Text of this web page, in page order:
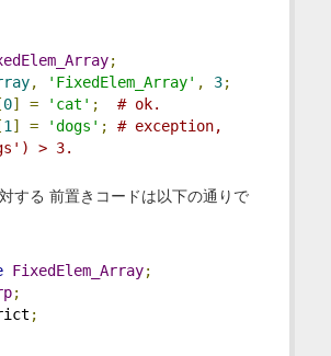
;
, 'FixedElem_Array' , 3;
0] = 'cat' ;
# ok.
1 ] = 'dogs' ;
# exception,
> 3.
する 前置きコードは以下の通りで
FixedElem_Array;
;
;